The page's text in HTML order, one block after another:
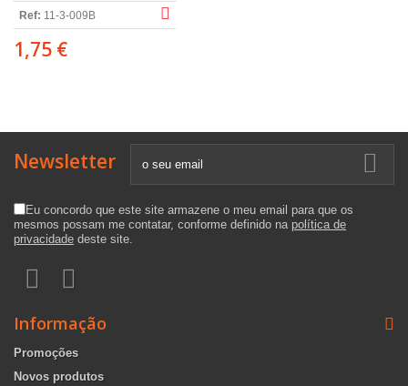
Ref: 11-3-009B
1,75 €
Newsletter
Eu concordo que este site armazene o meu email para que os
mesmos possam me contatar, conforme definido na política de
privacidade deste site.
Informação
Promoções
Novos produtos